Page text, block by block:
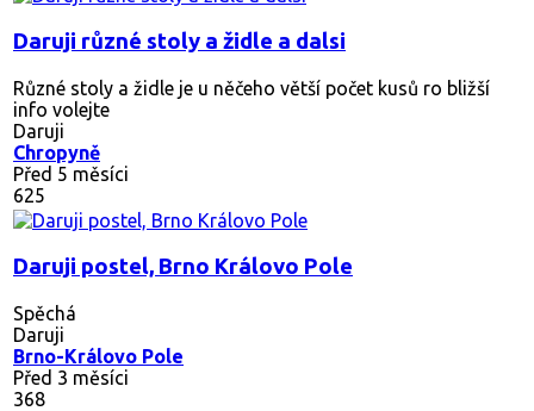
Daruji různé stoly a židle a dalsi
Různé stoly a židle je u něčeho větší počet kusů ro bližší
info volejte
Daruji
Chropyně
Před 5 měsíci
625
Daruji postel, Brno Královo Pole
Spěchá
Daruji
Brno-Královo Pole
Před 3 měsíci
368